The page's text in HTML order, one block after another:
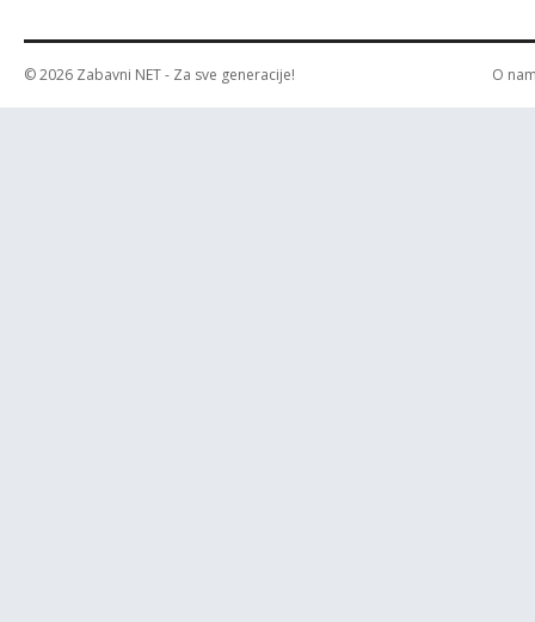
© 2026 Zabavni NET- Za sve generacije! O